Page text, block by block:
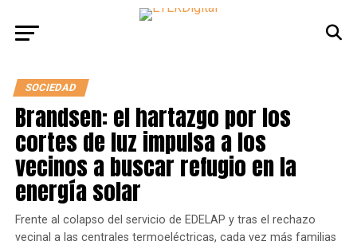
SOCIEDAD
Brandsen: el hartazgo por los
cortes de luz impulsa a los
vecinos a buscar refugio en la
energía solar
Frente al colapso del servicio de EDELAP y tras el rechazo
vecinal a las centrales termoeléctricas, cada vez más familias